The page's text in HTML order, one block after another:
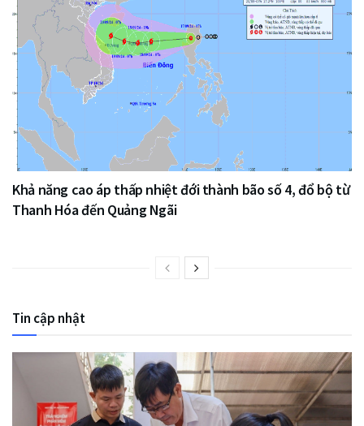
Khả năng cao áp thấp nhiệt đới thành bão số 4, đổ bộ từ
Thanh Hóa đến Quảng Ngãi
Tin cập nhật